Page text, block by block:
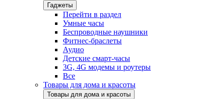
Гаджеты
Перейти в раздел
Умные часы
Беспроводные наушники
Фитнес-браслеты
Аудио
Детские смарт-часы
3G, 4G модемы и роутеры
Все
Товары для дома и красоты
Товары для дома и красоты